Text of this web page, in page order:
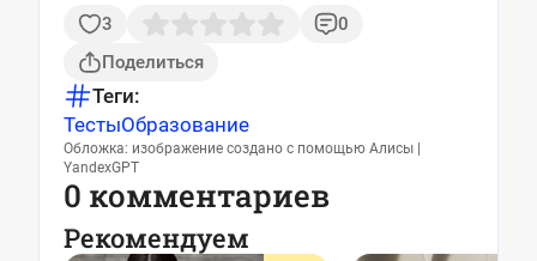
3
0
Поделиться
Теги:
ТестыОбразование
Обложка: изображение создано с помощью Алисы |
YandexGPT
0 комментариев
Рекомендуем